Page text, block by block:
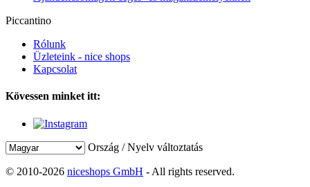
Piccantino
Rólunk
Üzleteink - nice shops
Kapcsolat
Kövessen minket itt:
Ország / Nyelv változtatás
© 2010-2026 niceshops GmbH - All rights reserved.